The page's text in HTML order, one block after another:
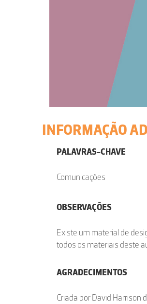
INFORMAÇÃO
PALAVRAS-CHAVE
Comunicações
OBSERVAÇÕES
Existe um material de
todos os materiais deste
AGRADECIMENTOS
Criada por David Harrison